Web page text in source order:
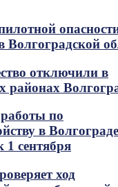
Волгоградской
отключили в
районах
по
в Волгограде
1 сентября
ход